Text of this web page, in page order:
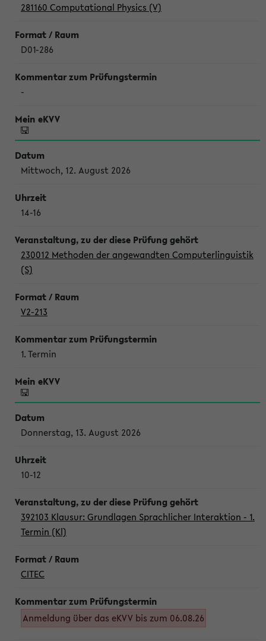
281160 Computational Physics (V)
D01-286
-
Mittwoch, 12. August 2026
14-16
230012 Methoden der angewandten Computerlinguistik
(S)
V2-213
1. Termin
Donnerstag, 13. August 2026
10-12
392103 Klausur: Grundlagen Sprachlicher Interaktion - 1.
Termin (Kl)
CITEC
Anmeldung über das eKVV bis zum 06.08.26